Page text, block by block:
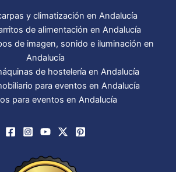
y climatización en Andalucía
de alimentación en Andalucía
de imagen, sonido e iluminación en
Andalucía
de hostelería en Andalucía
para eventos en Andalucía
para eventos en Andalucía